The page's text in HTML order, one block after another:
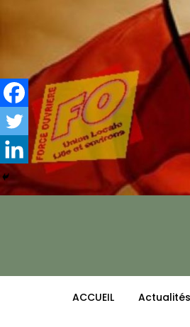
ACCUEIL Actualités